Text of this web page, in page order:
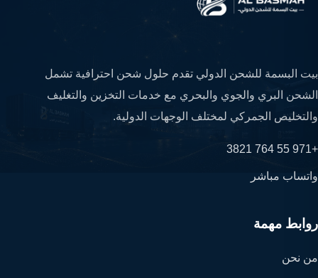
بيت البسمة للشحن الدولي تقدم حلول شحن احترافية تشمل
الشحن البري والجوي والبحري مع خدمات التخزين والتغليف
والتخليص الجمركي لمختلف الوجهات الدولية.
+971 55 764 3821
واتساب مباشر
روابط مهمة
من نحن